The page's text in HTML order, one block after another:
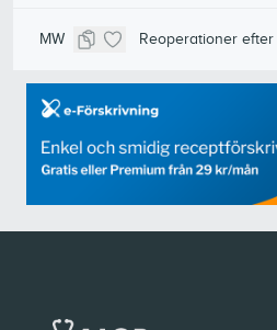
MW Reoperationer